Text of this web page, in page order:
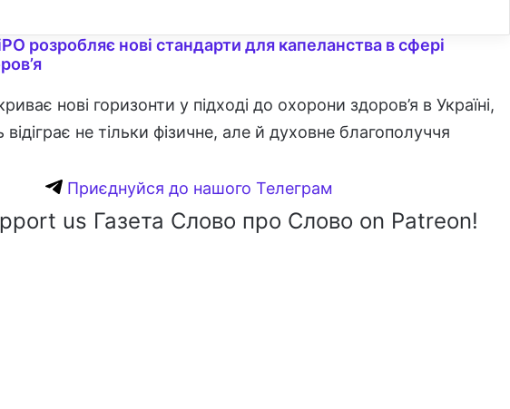
розробляє нові стандарти для капеланства в сфері
нові горизонти у підході до охорони здоров’я в Україні,
не тільки фізичне, але й духовне благополуччя
Приєднуйся до нашого Телеграм
us Газета Слово про Слово on Patreon!